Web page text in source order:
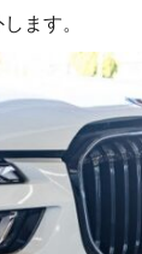
ます。